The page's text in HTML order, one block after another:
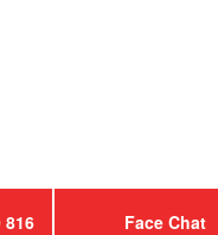
816 Face Chat